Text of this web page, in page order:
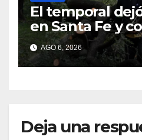
El temporal
en Santa Fe y
operativos
AGO 6, 2026
Deja una